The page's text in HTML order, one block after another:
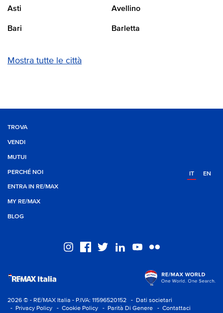
Asti Avellino
Bari Barletta
Mostra tutte le città
TROVA
VENDI
MUTUI
PERCHÉ NOI
ENTRA IN RE/MAX
MY RE/MAX
BLOG
IT EN
2026 © - RE/MAX Italia - P.IVA: 11596520152
- Dati societari
- Privacy Policy
- Cookie Policy - Parità Di Genere - Contattaci